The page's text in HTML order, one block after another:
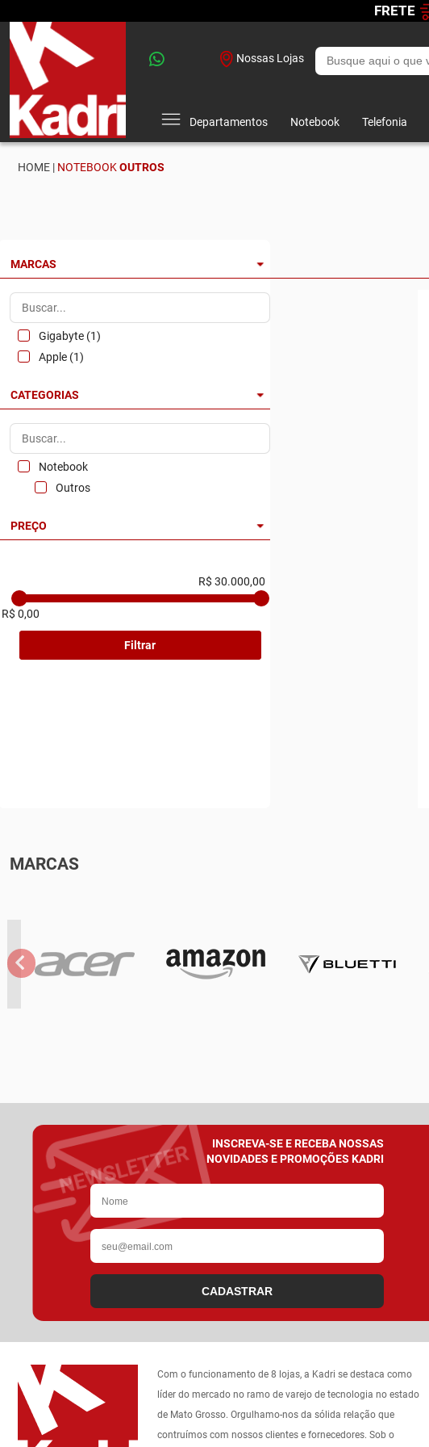
FRETE
Nossas Lojas
Departamentos Notebook Telefonia
HOME | NOTEBOOKOUTROS
MARCAS
Gigabyte (1)
Apple (1)
CATEGORIAS
Notebook
Outros
PREÇO
R$ 0,00
R$ 30.000,00
Filtrar
MARCAS
INSCREVA-SE E RECEBA NOSSAS
NOVIDADES E PROMOÇÕES KADRI
CADASTRAR
Com o funcionamento de 8 lojas, a Kadri se destaca como
líder do mercado no ramo de varejo de tecnologia no estado
de Mato Grosso. Orgulhamo-nos da sólida relação que
contruímos com nossos clientes e fornecedores. Sob o